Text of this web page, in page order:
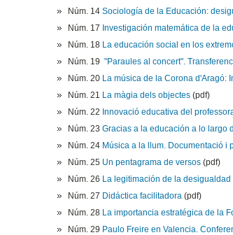
Núm. 14Sociología de la Educación:
Núm. 17 Investigación matemática de la
Núm. 18 La educación social en los
Núm. 19"Paraules al concert".
Núm. 20 La música de la Corona d'Aragó:
Núm. 21 La màgia dels objectes (pdf)
Núm. 22 Innovació educativa del
Núm. 23Gracias a la educación a lo largo
Núm. 24 Música a la llum. Documentació i
Núm. 25 Un pentagrama de versos (pdf)
Núm. 26 La legitimación de la
Núm. 27 Didáctica facilitadora (pdf)
Núm. 28 La importancia estratégica de la
Núm. 29 Paulo Freire en Valencia.